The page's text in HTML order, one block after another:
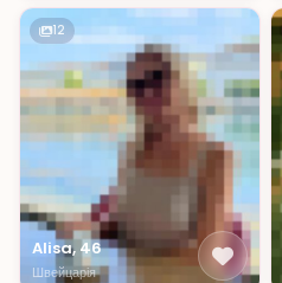
12
Alisa, 46
Швейцарія